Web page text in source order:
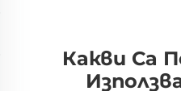
Какви Са